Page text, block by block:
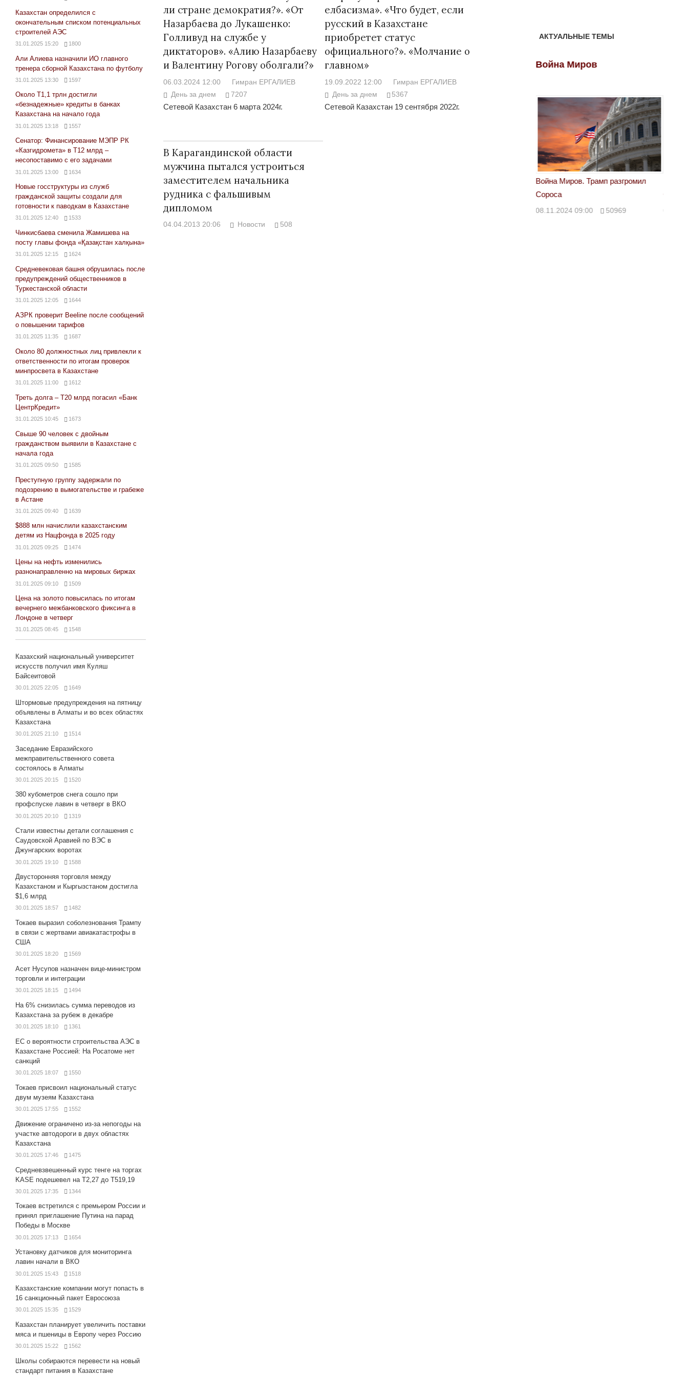
ли стране демократия?». «От
Назарбаева до Лукашенко:
Голливуд на службе у
диктаторов». «Алию Назарбаеву
и Валентину Рогову оболгали?»
06.03.2024 12:00
Гимран ЕРГАЛИЕВ
День за днем
7207
Сетевой Казахстан 6 марта 2024г.
елбасизма». «Что будет, если
русский в Казахстане
приобретет статус
официального?». «Молчание о
главном»
19.09.2022 12:00
Гимран ЕРГАЛИЕВ
День за днем
5367
Сетевой Казахстан 19 сентября 2022г.
В Карагандинской области
мужчина пытался устроиться
заместителем начальника
рудника с фальшивым
дипломом
04.04.2013 20:06 Новости 508
Казахстан определился с
окончательным списком потенциальных
строителей АЭС
31.01.2025 15:20 1800
Али Алиева назначили ИО главного
тренера сборной Казахстана по футболу
31.01.2025 13:30 1597
Около Т1,1 трлн достигли
«безнадежные» кредиты в банках
Казахстана на начало года
31.01.2025 13:18 1557
Сенатор: Финансирование МЭПР РК
«Казгидромета» в Т12 млрд –
несопоставимо с его задачами
31.01.2025 13:00 1634
Новые госструктуры из служб
гражданской защиты создали для
готовности к паводкам в Казахстане
31.01.2025 12:40 1533
Чинкисбаева сменила Жамишева на
посту главы фонда «Қазақстан халқына»
31.01.2025 12:15 1624
Средневековая башня обрушилась после
предупреждений общественников в
Туркестанской области
31.01.2025 12:05 1644
АЗРК проверит Beeline после сообщений
о повышении тарифов
31.01.2025 11:35 1687
Около 80 должностных лиц привлекли к
ответственности по итогам проверок
минпросвета в Казахстане
31.01.2025 11:00 1612
Треть долга – Т20 млрд погасил «Банк
ЦентрКредит»
31.01.2025 10:45 1673
Свыше 90 человек с двойным
гражданством выявили в Казахстане с
начала года
31.01.2025 09:50 1585
Преступную группу задержали по
подозрению в вымогательстве и грабеже
в Астане
31.01.2025 09:40 1639
$888 млн начислили казахстанским
детям из Нацфонда в 2025 году
31.01.2025 09:25 1474
Цены на нефть изменились
разнонаправленно на мировых биржах
31.01.2025 09:10 1509
Цена на золото повысилась по итогам
вечернего межбанковского фиксинга в
Лондоне в четверг
31.01.2025 08:45 1548
Казахский национальный университет
искусств получил имя Куляш
Байсеитовой
30.01.2025 22:05 1649
Штормовые предупреждения на пятницу
объявлены в Алматы и во всех областях
Казахстана
30.01.2025 21:10 1514
Заседание Евразийского
межправительственного совета
состоялось в Алматы
30.01.2025 20:15 1520
380 кубометров снега сошло при
профспуске лавин в четверг в ВКО
30.01.2025 20:10 1319
Стали известны детали соглашения с
Саудовской Аравией по ВЭС в
Джунгарских воротах
30.01.2025 19:10 1588
Двусторонняя торговля между
Казахстаном и Кыргызстаном достигла
$1,6 млрд
30.01.2025 18:57 1482
Токаев выразил соболезнования Трампу
в связи с жертвами авиакатастрофы в
США
30.01.2025 18:20 1569
Асет Нусупов назначен вице-министром
торговли и интеграции
30.01.2025 18:15 1494
На 6% снизилась сумма переводов из
Казахстана за рубеж в декабре
30.01.2025 18:10 1361
ЕС о вероятности строительства АЭС в
Казахстане Россией: На Росатоме нет
санкций
30.01.2025 18:07 1550
Токаев присвоил национальный статус
двум музеям Казахстана
30.01.2025 17:55 1552
Движение ограничено из-за непогоды на
участке автодороги в двух областях
Казахстана
30.01.2025 17:46 1475
Средневзвешенный курс тенге на торгах
KASE подешевел на Т2,27 до Т519,19
30.01.2025 17:35 1344
Токаев встретился с премьером России и
принял приглашение Путина на парад
Победы в Москве
30.01.2025 17:13 1654
Установку датчиков для мониторинга
лавин начали в ВКО
30.01.2025 15:43 1518
Казахстанские компании могут попасть в
16 санкционный пакет Евросоюза
30.01.2025 15:35 1529
Казахстан планирует увеличить поставки
мяса и пшеницы в Европу через Россию
30.01.2025 15:22 1562
Школы собираются перевести на новый
стандарт питания в Казахстане
АКТУАЛЬНЫЕ ТЕМЫ
Война Миров
Война Миров. Трамп разгромил
Сороса
08.11.2024 09:00 50969